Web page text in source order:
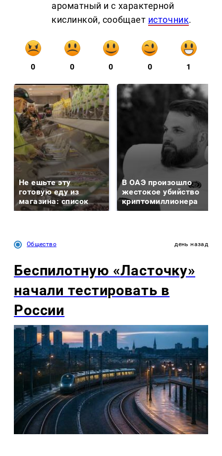
ароматный и с характерной
кислинкой, сообщает источник.
0 0 0 0 1
Не ешьте эту
готовую еду из
магазина: список
В ОАЭ произошло
жестокое убийство
криптомиллионера
Общество день назад
Беспилотную «Ласточку»
начали тестировать в
России